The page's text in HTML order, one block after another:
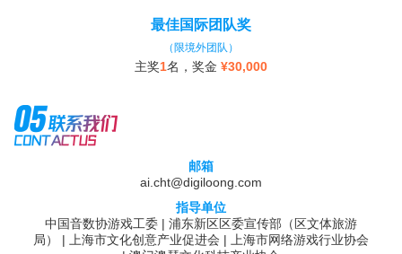
最佳国际团队奖
（限境外团队）
主奖1名，奖金 ¥30,000
邮箱
ai.cht@digiloong.com
指导单位
中国音数协游戏工委 | 浦东新区区委宣传部（区文体旅游
局） | 上海市文化创意产业促进会 | 上海市网络游戏行业协会